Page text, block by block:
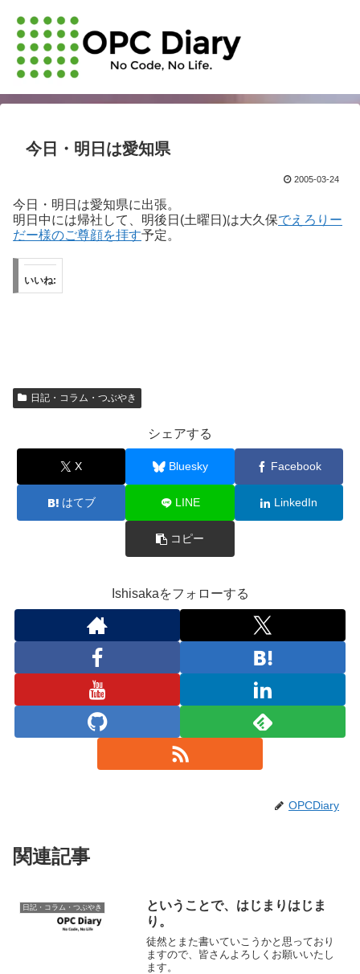
今日・明日は愛知県
2005-03-24
今日・明日は愛知県に出張。
明日中には帰社して、明後日(土曜日)は大久保でえろりー
だー様のご尊顔を拝す予定。
いいね:
日記・コラム・つぶやき
シェアする
X Bluesky Facebook
はてブ LINE LinkedIn
コピー
Ishisakaをフォローする
OPCDiary
関連記事
日記・コラム・つぶやき
ということで、はじまりはじま
り。
徒然とまた書いていこうかと思っており
ますので、皆さんよろしくお願いいたし
ます。